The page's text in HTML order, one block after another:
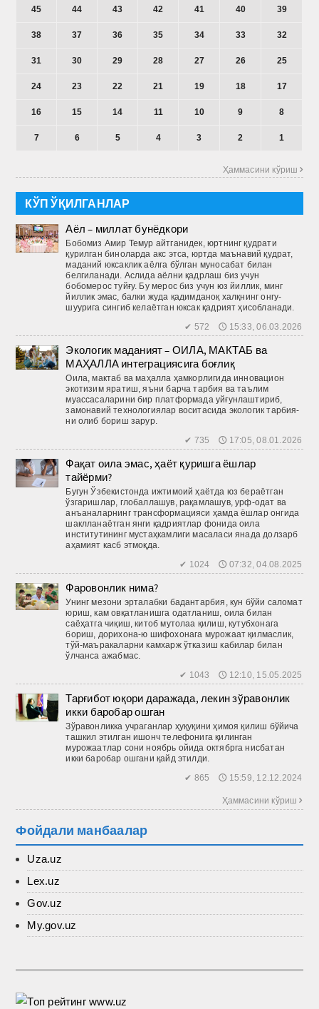
45 44 43 42 41 40 39
38 37 36 35 34 33 32
31 30 29 28 27 26 25
24 23 22 21 19 18 17
16 15 14 11 10 9 8
7 6 5 4 3 2 1
Ҳаммасини кўриш 
КЎП ЎҚИЛГАНЛАР
Аёл – миллат бунёдкори
Бобомиз Амир Темур айтганидек, юртнинг қудрати
қурилган биноларда акс этса, юртда маънавий қудрат,
маданий юксаклик аёлга бўлган муносабат билан
белгиланади. Аслида аёлни қадрлаш биз учун
бобомерос туйғу. Бу мерос биз учун юз йиллик, минг
йиллик эмас, балки жуда қадимданоқ халқнинг онгу-
шуурига сингиб келаётган юксак қадрият ҳисобланади.
✔ 572 🕔 15:33, 06.03.2026
Экологик маданият – ОИЛА, МАКТАБ ва
МАҲАЛЛА интеграциясига боғлиқ
Оила, мактаб ва маҳалла ҳамкорлигида инновацион
экотизим яратиш, яъни барча тарбия ва таълим
муассасаларини бир платформада уйғунлаштириб,
замонавий технологиялар воситасида экологик тарбия­
ни олиб бориш зарур.
✔ 735 🕔 17:05, 08.01.2026
Фақат оила эмас, ҳаёт қуришга ёшлар
тайёрми?
Бугун Ўзбекистонда ижтимоий ҳаётда юз бераётган
ўзгаришлар, глобаллашув, рақамлашув, урф-одат ва
анъаналарнинг трансформацияси ҳамда ёшлар онгида
шакл­ланаётган янги қадриятлар фонида оила
институтининг мустаҳкамлиги масаласи янада долзарб
аҳамият касб этмоқда.
✔ 1024 🕔 07:32, 04.08.2025
Фаровонлик нима?
Унинг мезони эрталабки бадантарбия, кун бўйи саломат
юриш, кам овқатланишга одатланиш, оила билан
саёҳатга чиқиш, китоб мутолаа қилиш, кутубхонага
бориш, дорихона-ю шифохонага мурожаат қилмаслик,
тўй-маъракаларни камхарж ўтказиш кабилар билан
ўлчанса ажабмас.
✔ 1043 🕔 12:10, 15.05.2025
Тарғибот юқори даражада, лекин зўравонлик
икки баробар ошган
Зўравонликка учраганлар ҳуқуқини ҳимоя қилиш бўйича
ташкил этилган ишонч телефонига қилинган
мурожаатлар сони ноябрь ойида октябрга нисбатан
икки баробар ошгани қайд этилди.
✔ 865 🕔 15:59, 12.12.2024
Ҳаммасини кўриш 
Фойдали манбаалар
Uza.uz
Lex.uz
Gov.uz
My.gov.uz